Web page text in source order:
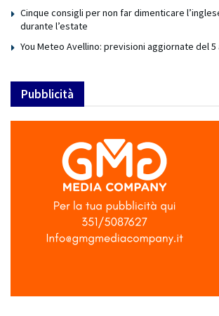
Cinque consigli per non far dimenticare
durante l’estate
You Meteo Avellino: previsioni aggiornate del
Pubblicità